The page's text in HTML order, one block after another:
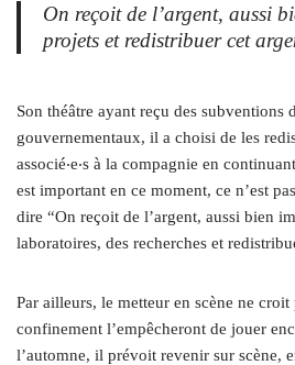
On reçoit de l’argent, aussi
projets et redistribuer cet
Son théâtre ayant reçu des subventions
gouvernementaux, il a choisi de les
associé‧e‧s à la compagnie en
est important en ce moment, ce n’est
dire “On reçoit de l’argent, aussi bien
laboratoires, des recherches et
Par ailleurs, le metteur en scène ne croit
confinement l’empêcheront de jouer
l’automne, il prévoit revenir sur scène,